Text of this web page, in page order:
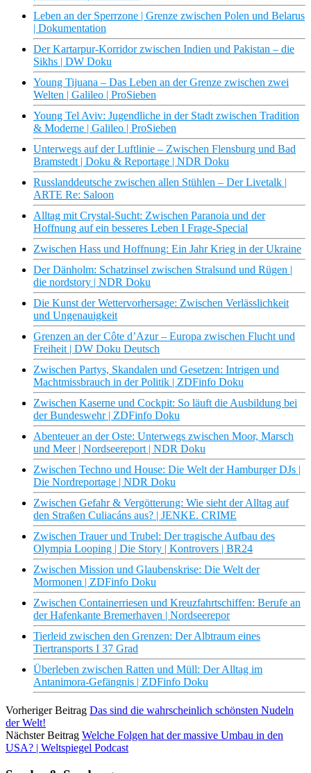
Leben an der Sperrzone | Grenze zwischen Polen und Belarus
| Dokumentation
Der Kartarpur-Korridor zwischen Indien und Pakistan – die
Sikhs | DW Doku
Young Tijuana – Das Leben an der Grenze zwischen zwei
Welten | Galileo | ProSieben
Young Tel Aviv: Jugendliche in der Stadt zwischen Tradition
& Moderne | Galileo | ProSieben
Unterwegs auf der Luftlinie – Zwischen Flensburg und Bad
Bramstedt | Doku & Reportage | NDR Doku
Russlanddeutsche zwischen allen Stühlen – Der Livetalk |
ARTE Re: Saloon
Alltag mit Crystal-Sucht: Zwischen Paranoia und der
Hoffnung auf ein besseres Leben I Frage-Special
Zwischen Hass und Hoffnung: Ein Jahr Krieg in der Ukraine
Der Dänholm: Schatzinsel zwischen Stralsund und Rügen |
die nordstory | NDR Doku
Die Kunst der Wettervorhersage: Zwischen Verlässlichkeit
und Ungenauigkeit
Grenzen an der Côte d’Azur – Europa zwischen Flucht und
Freiheit | DW Doku Deutsch
Zwischen Partys, Skandalen und Gesetzen: Intrigen und
Machtmissbrauch in der Politik | ZDFinfo Doku
Zwischen Kaserne und Cockpit: So läuft die Ausbildung bei
der Bundeswehr | ZDFinfo Doku
Abenteuer an der Oste: Unterwegs zwischen Moor, Marsch
und Meer | Nordseereport | NDR Doku
Zwischen Techno und House: Die Welt der Hamburger DJs |
Die Nordreportage | NDR Doku
Zwischen Gefahr & Vergötterung: Wie sieht der Alltag auf
den Straßen Culiacáns aus? | JENKE. CRIME
Zwischen Trauer und Trubel: Der tragische Aufbau des
Olympia Looping | Die Story | Kontrovers | BR24
Zwischen Mission und Glaubenskrise: Die Welt der
Mormonen | ZDFinfo Doku
Zwischen Containerriesen und Kreuzfahrtschiffen: Berufe an
der Hafenkante Bremerhaven | Nordseerepor
Tierleid zwischen den Grenzen: Der Albtraum eines
Tiertransports I 37 Grad
Überleben zwischen Ratten und Müll: Der Alltag im
Antanimora-Gefängnis | ZDFinfo Doku
Vorheriger Beitrag Das sind die wahrscheinlich schönsten Nudeln
der Welt!
Nächster Beitrag Welche Folgen hat der massive Umbau in den
USA? | Weltspiegel Podcast